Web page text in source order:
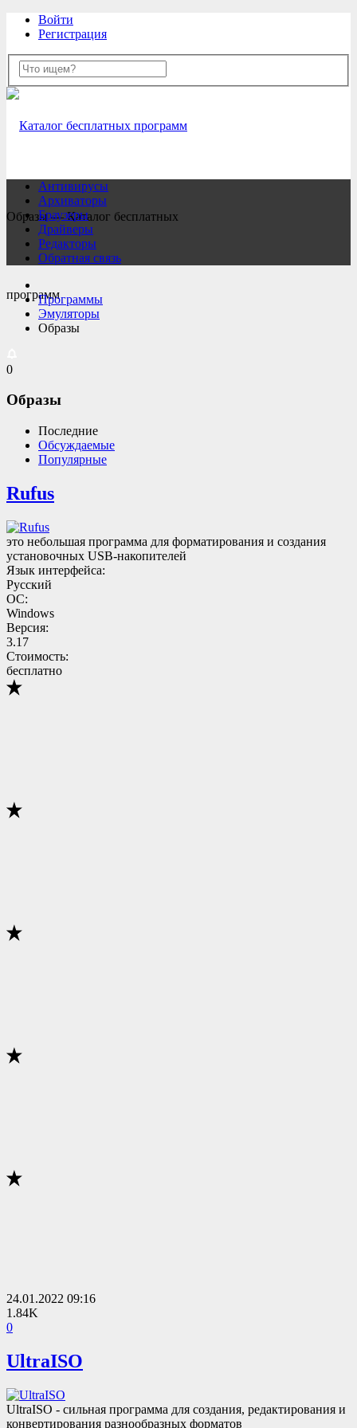
Войти
Регистрация
Образы — Каталог бесплатных
программ
Антивирусы
Архиваторы
Браузеры
Драйверы
Редакторы
Обратная связь
Программы
Эмуляторы
Образы
0
Образы
Последние
Обсуждаемые
Популярные
Rufus
это небольшая программа для форматирования и создания
установочных USB-накопителей
Язык интерфейса:
Русский
ОС:
Windows
Версия:
3.17
Стоимость:
бесплатно
24.01.2022 09:16
1.84K
0
​UltraISO
UltraISO - сильная программа для создания, редактирования и
конвертирования разнообразных форматов